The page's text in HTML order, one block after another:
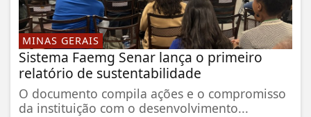
MINAS GERAIS
Sistema Faemg Senar lança o primeiro
relatório de sustentabilidade
O documento compila ações e o compromisso
da instituição com o desenvolvimento...